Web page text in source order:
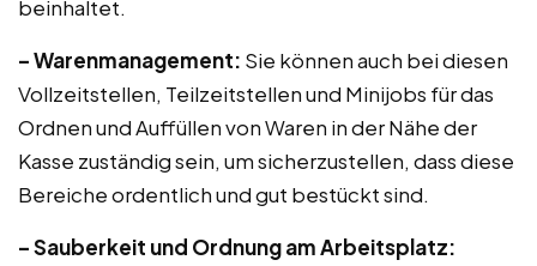
beinhaltet.
– Warenmanagement: Sie können auch bei diesen
Vollzeitstellen, Teilzeitstellen und Minijobs für das
Ordnen und Auffüllen von Waren in der Nähe der
Kasse zuständig sein, um sicherzustellen, dass diese
Bereiche ordentlich und gut bestückt sind.
– Sauberkeit und Ordnung am Arbeitsplatz: